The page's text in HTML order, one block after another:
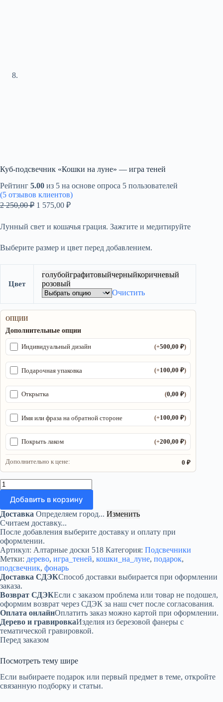
Куб-подсвечник «Кошки на луне» — игра теней
Рейтинг 5.00 из 5 на основе опроса 5 пользователей
(5 отзывов клиентов)
2 250,00₽ Первоначальная
2
1 575,00 ₽Текущая
575,00 ₽.
Лунный свет и кошачья грация. Зажгите и медитируйте
Выберите размер и цвет перед добавлением.
Цвет
голубойграфитовыйчерныйкоричневый
розовый
Очистить
ОПЦИИ
Дополнительные опции
Индивидуальный дизайн (+500,00₽)
Подарочная упаковка (+100,00₽)
Открытка (0,00₽)
Имя или фраза на обратной стороне (+100,00₽)
Покрыть лаком (+200,00₽)
Дополнительно к цене: 0 ₽
Количество
товара
Куб-
подсвечник
«Кошки
на
луне»
—
игра
теней
Добавить в корзину
Доставка Определяем город... Изменить
Считаем доставку...
После добавления выберите доставку и оплату при
оформлении.
Артикул: Алтарные доски 518 Категория: Подсвечники
Метки: дерево, игра_теней, кошки_на_луне, подарок,
подсвечник, фонарь
Доставка СДЭКСпособ доставки выбирается при оформлении
заказа.
Возврат СДЭКЕсли с заказом проблема или товар не подошел,
оформим возврат через СДЭК за наш счет после согласования.
Оплата онлайнОплатить заказ можно картой при оформлении.
Дерево и гравировкаИзделия из березовой фанеры с
тематической гравировкой.
Перед заказом
Посмотреть тему шире
Если выбираете подарок или первый предмет в теме, откройте
связанную подборку и статьи.